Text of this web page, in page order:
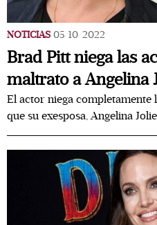
NOTICIAS 05/10/2022
Brad Pitt niega las
maltrato a Angelina
El actor niega completamente
que su exesposa, Angelina